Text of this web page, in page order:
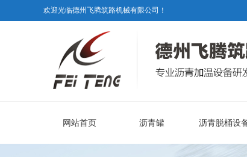
欢迎光临德州飞腾筑路机械有限公司！
网站首页 沥青罐 沥青脱桶设